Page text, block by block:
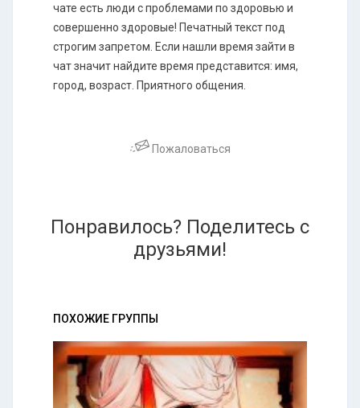
чате есть люди с проблемами по здоровью и
совершенно здоровые! Печатный текст под
строгим запретом. Если нашли время зайти в
чат значит найдите время представится: имя,
город, возраст. Приятного общения.
Пожаловаться
Понравилось? Поделитесь с
друзьями!
ПОХОЖИЕ ГРУППЫ